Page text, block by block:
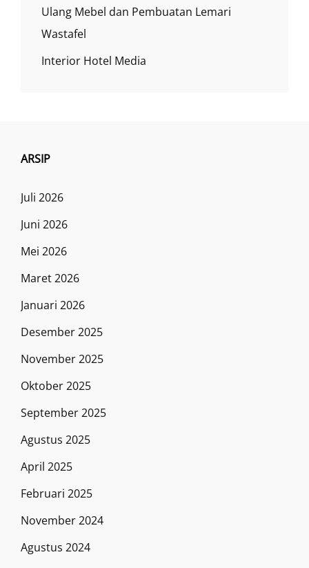
Ulang Mebel dan Pembuatan Lemari
Wastafel
Interior Hotel Media
ARSIP
Juli 2026
Juni 2026
Mei 2026
Maret 2026
Januari 2026
Desember 2025
November 2025
Oktober 2025
September 2025
Agustus 2025
April 2025
Februari 2025
November 2024
Agustus 2024